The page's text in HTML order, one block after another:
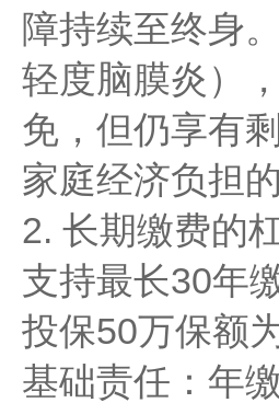
障持续至终身
轻度脑膜炎）
免，但仍享有
家庭经济负担
2. 长期缴费的
支持最长30年
投保50万保额
基础责任：年